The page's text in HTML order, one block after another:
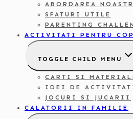
ABORDAREA
SFATURI UTILE
PARENTING
ACTIVITATI PENTRU
TOGGLE CHILD MENU
CARTI SI
IDEI DE
JOCURI SI JUCARII
CALATORII IN FAMILIE